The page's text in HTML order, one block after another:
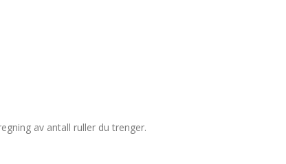
av antall ruller du trenger.